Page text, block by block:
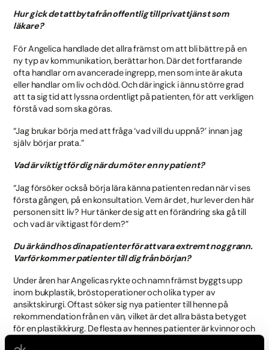
Hur gick det att byta från offentlig till privat tjänst som
läkare?
För Angelica handlade det allra främst om att bli bättre på en
ny typ av kommunikation, berättar hon. Där det fortfarande
ofta handlar om avancerade ingrepp, men som inte är akuta
eller handlar om liv och död. Och där ingick i ännu större grad
att ta sig tid att lyssna ordentligt på patienten, för att verkligen
förstå vad som ska göras.
“Jag brukar börja med att fråga ‘vad vill du uppnå?’ innan jag
själv börjar prata.”
Vad är viktigt för dig när du möter en ny patient?
“Jag försöker också börja lära känna patienten redan när vi ses
första gången, på en konsultation. Vem är det, hur lever den här
personen sitt liv? Hur tänker de sig att en förändring ska gå till
och vad är viktigast för dem?”
Du är känd hos dina patienter för att vara extremt noggrann.
Varför kommer patienter till dig från början?
Under åren har Angelicas rykte och namn främst byggts upp
inom bukplastik, bröstoperationer och olika typer av
ansiktskirurgi. Oftast söker sig nya patienter till henne på
rekommendation från en vän, vilket är det allra bästa betyget
för en plastikkirurg. De flesta av hennes patienter är kvinnor och